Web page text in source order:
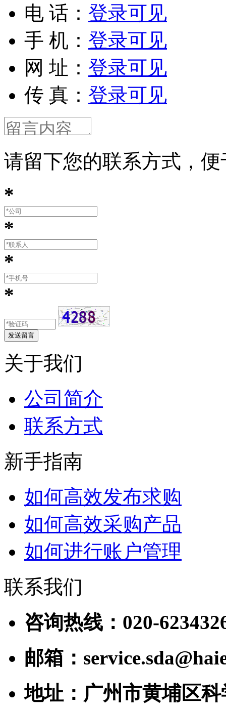
电 话： 登录可见
手 机： 登录可见
网 址： 登录可见
传 真： 登录可见
请留下您的联系方式，
*
*
*
*
关于我们
公司简介
联系方式
新手指南
如何高效发布求购
如何高效采购产品
如何进行账户管理
联系我们
咨询热线：020-
邮箱：
地址：广州市黄埔区